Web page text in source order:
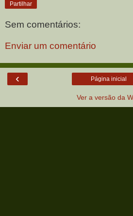
Partilhar
Sem comentários:
Enviar um comentário
‹ Página inicial
Ver a versão da